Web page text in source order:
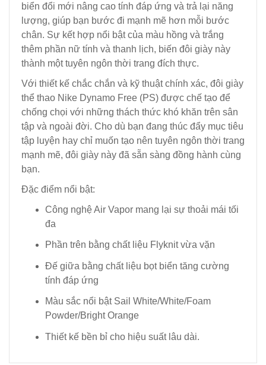
biển đổi mới nâng cao tính đáp ứng và trả lại năng
lượng, giúp bạn bước đi mạnh mẽ hơn mỗi bước
chân. Sự kết hợp nổi bật của màu hồng và trắng
thêm phần nữ tính và thanh lịch, biến đôi giày này
thành một tuyên ngôn thời trang đích thực.
Với thiết kế chắc chắn và kỹ thuật chính xác, đôi giày
thể thao Nike Dynamo Free (PS) được chế tạo để
chống chọi với những thách thức khó khăn trên sân
tập và ngoài đời. Cho dù bạn đang thúc đẩy mục tiêu
tập luyện hay chỉ muốn tạo nên tuyên ngôn thời trang
mạnh mẽ, đôi giày này đã sẵn sàng đồng hành cùng
bạn.
Đặc điểm nổi bật:
Công nghệ Air Vapor mang lại sự thoải mái tối
đa
Phần trên bằng chất liệu Flyknit vừa vặn
Đế giữa bằng chất liệu bọt biển tăng cường
tính đáp ứng
Màu sắc nổi bật Sail White/White/Foam
Powder/Bright Orange
Thiết kế bền bỉ cho hiệu suất lâu dài.